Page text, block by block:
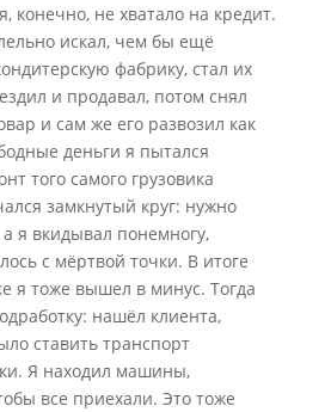
конечно, не хватало на кредит.
искал, чем бы ещё
фабрику, стал их
и продавал, потом снял
и сам же его развозил как
деньги я пытался
того самого грузовика
замкнутый круг: нужно
я вкидывал понемногу,
с мёртвой точки. В итоге
я тоже вышел в минус. Тогда
нашёл клиента,
ставить транспорт
Я находил машины,
все приехали. Это тоже